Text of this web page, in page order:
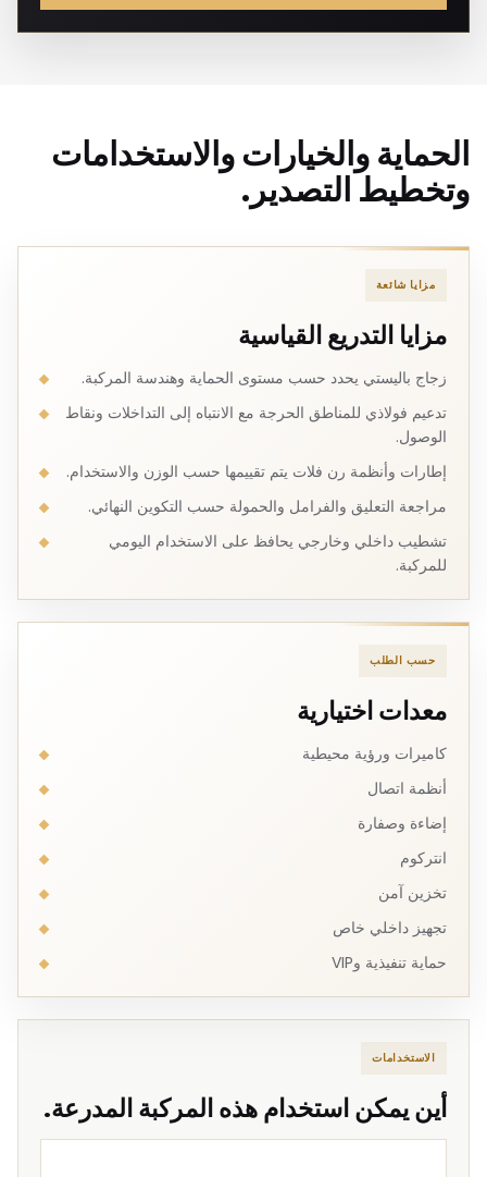
الحماية والخيارات والاستخدامات
وتخطيط التصدير.
مزايا شائعة
مزايا التدريع القياسية
زجاج باليستي يحدد حسب مستوى الحماية وهندسة المركبة.
تدعيم فولاذي للمناطق الحرجة مع الانتباه إلى التداخلات ونقاط
الوصول.
إطارات وأنظمة رن فلات يتم تقييمها حسب الوزن والاستخدام.
مراجعة التعليق والفرامل والحمولة حسب التكوين النهائي.
تشطيب داخلي وخارجي يحافظ على الاستخدام اليومي
للمركبة.
حسب الطلب
معدات اختيارية
كاميرات ورؤية محيطية
أنظمة اتصال
إضاءة وصفارة
انتركوم
تخزين آمن
تجهيز داخلي خاص
حماية تنفيذية وVIP
الاستخدامات
أين يمكن استخدام هذه المركبة المدرعة.